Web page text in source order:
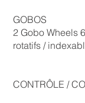
GOBOS
2 Gobo Wheels
rotatifs /
CONTRÔLE /